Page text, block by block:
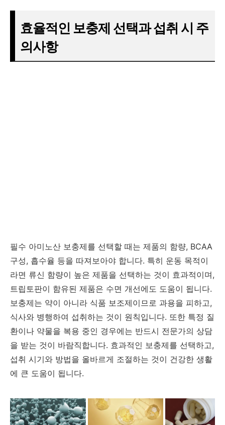
효율적인 보충제 선택과 섭취 시 주
의사항
필수 아미노산 보충제를 선택할 때는 제품의 함량, BCAA
구성, 흡수율 등을 따져보아야 합니다. 특히 운동 목적이
라면 류신 함량이 높은 제품을 선택하는 것이 효과적이며,
트립토판이 함유된 제품은 수면 개선에도 도움이 됩니다.
보충제는 약이 아니라 식품 보조제이므로 과용을 피하고,
식사와 병행하여 섭취하는 것이 원칙입니다. 또한 특정 질
환이나 약물을 복용 중인 경우에는 반드시 전문가의 상담
을 받는 것이 바람직합니다. 효과적인 보충제를 선택하고,
섭취 시기와 방법을 올바르게 조절하는 것이 건강한 생활
에 큰 도움이 됩니다.